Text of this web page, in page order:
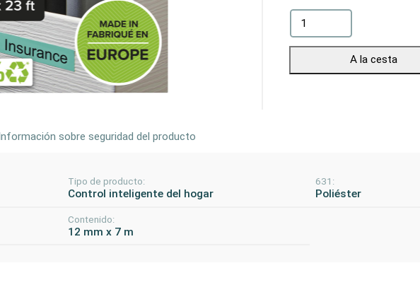
A la cesta
Información sobre seguridad del producto
Tipo de producto:
Control inteligente del hogar
631:
Poliéster
Contenido:
12 mm x 7 m